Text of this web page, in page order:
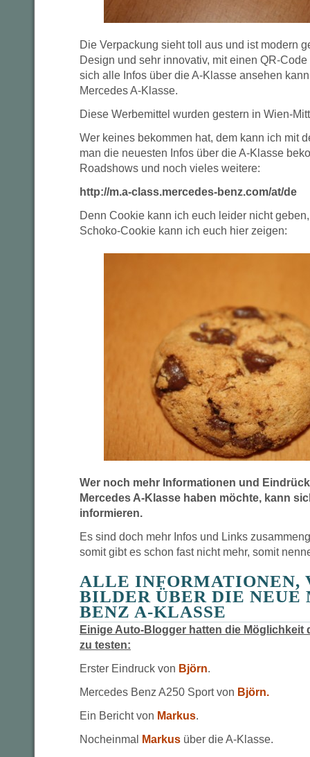
Die Verpackung sieht toll aus und ist modern
Design und sehr innovativ, mit einen QR-
sich alle Infos über die A-Klasse ansehen
Mercedes A-Klasse.
Diese Werbemittel wurden gestern in Wien-
Wer keines bekommen hat, dem kann ich mit
man die neuesten Infos über die A-Klasse
Roadshows und noch vieles weitere:
http://m.a-class.mercedes-benz.com/at/de
Denn Cookie kann ich euch leider nicht
Schoko-Cookie kann ich euch hier zeigen:
Wer noch mehr Informationen und
Mercedes A-Klasse haben möchte, kann
informieren.
Es sind doch mehr Infos und Links
somit gibt es schon fast nicht mehr, somit
ALLE INFORMATIONEN,
BILDER ÜBER DIE NEUE
BENZ A-KLASSE
Einige Auto-Blogger hatten die Möglichkeit
zu testen:
Erster Eindruck von Björn.
Mercedes Benz A250 Sport von Björn.
Ein Bericht von Markus.
Nocheinmal
Markus über die A-Klasse.